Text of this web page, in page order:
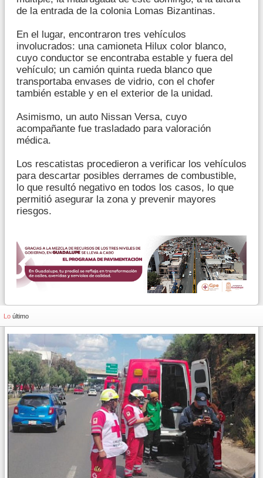
de la entrada de la colonia Lomas Bizantinas.
En el lugar, encontraron tres vehículos
involucrados: una camioneta Hilux color blanco,
cuyo conductor se encontraba estable y fuera del
vehículo; un camión quinta rueda blanco que
transportaba envases de vidrio, con el chofer
también estable y en el exterior de la unidad.
Asimismo, un auto Nissan Versa, cuyo
acompañante fue trasladado para valoración
médica.
Los rescatistas procedieron a verificar los vehículos
para descartar posibles derrames de combustible,
lo que resultó negativo en todos los casos, lo que
permitió asegurar la zona y prevenir mayores
riesgos.
Lo último